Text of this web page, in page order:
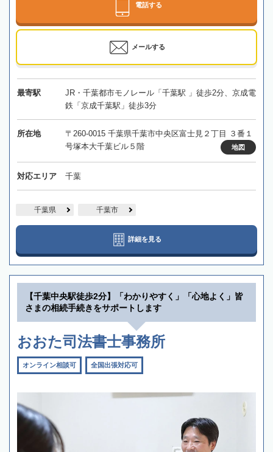
電話する
メールする
最寄駅
JR・千葉都市モノレール「千葉駅 」徒歩2分、京成電
鉄「京成千葉駅」徒歩3分
所在地
〒260-0015 千葉県千葉市中央区富士見２丁目 ３番１
号塚本大千葉ビル５階
地図
対応エリア 千葉
千葉県 千葉市
詳細を見る
【千葉中央駅徒歩2分】「わかりやすく」「心地よく」皆
さまの相続手続きをサポートします
おおた司法書士事務所
オンライン相談可 全国出張対応可